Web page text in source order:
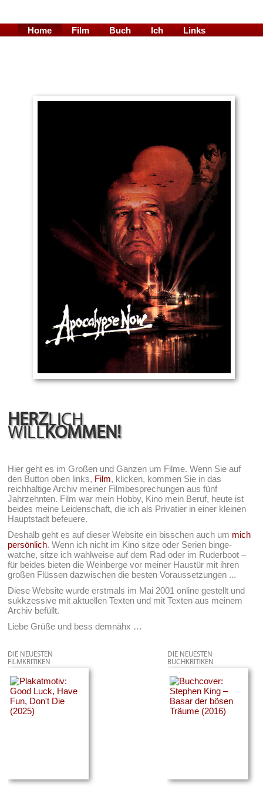
Home Film Buch Ich Links
HERZLICH
WILLKOMMEN!
Hier geht es im Großen und Ganzen um Filme. Wenn Sie auf
den Button oben links, Film, klicken, kommen Sie in das
reichhaltige Archiv meiner Filmbesprechungen aus fünf
Jahrzehnten. Film war mein Hobby, Kino mein Beruf, heute ist
beides meine Leidenschaft, die ich als Privatier in einer kleinen
Hauptstadt befeuere.
Deshalb geht es auf dieser Website ein bisschen auch um mich
persönlich. Wenn ich nicht im Kino sitze oder Serien binge-
watche, sitze ich wahlweise auf dem Rad oder im Ruderboot –
für beides bieten die Weinberge vor meiner Haustür mit ihren
großen Flüssen dazwischen die besten Voraussetzungen ...
Diese Website wurde erstmals im Mai 2001 online gestellt und
sukkzessive mit aktuellen Texten und mit Texten aus meinem
Archiv befüllt.
Liebe Grüße und bess demnähx …
DIE NEUESTEN
BUCHKRITIKEN
DIE NEUESTEN
FILMKRITIKEN